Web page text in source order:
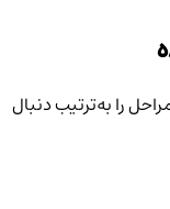
را به‌ترتیب دنبال